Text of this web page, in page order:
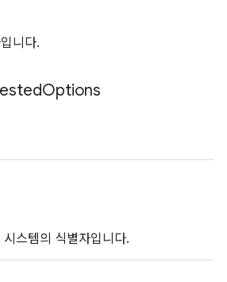
니다.
Options
스템의 식별자입니다.